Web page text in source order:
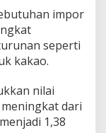
impor
seperti
kakao.
nilai
dari
1,38